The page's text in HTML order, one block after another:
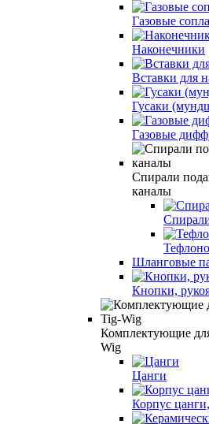
Газовые сопла
Наконечники
Вставки для
Гусаки
Газовые
Спирали
каналы
Шланговые
Кнопки,
Комплектующие
Wig
Цанги
Корпус